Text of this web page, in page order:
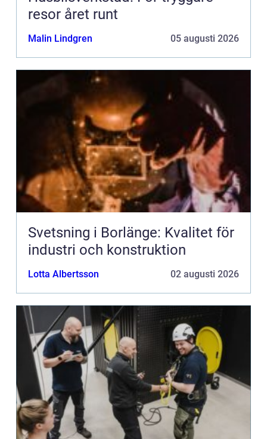
resor året runt
Malin Lindgren 05 augusti 2026
Svetsning i Borlänge: Kvalitet för
industri och konstruktion
Lotta Albertsson 02 augusti 2026